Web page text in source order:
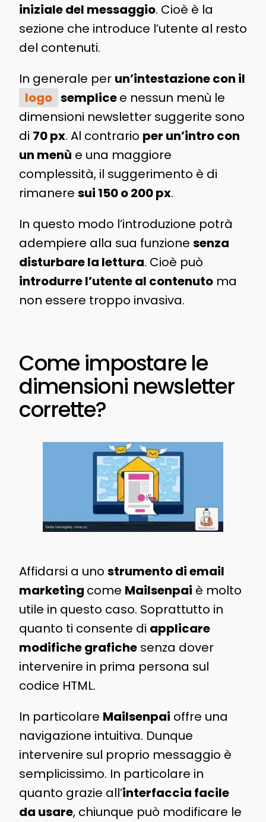
iniziale del messaggio. Cioè è la
sezione che introduce l’utente al resto
del contenuti.
In generale per un’intestazione con il
logo semplicee nessun menù le
dimensioni newsletter suggerite sono
di 70 px. Al contrario per un’intro con
un menù e una maggiore
complessità, il suggerimento è di
rimanere sui 150 o 200 px.
In questo modo l’introduzione potrà
adempiere alla sua funzione senza
disturbare la lettura. Cioè può
introdurre l’utente al contenutoma
non essere troppo invasiva.
Come impostare le
dimensioni newsletter
corrette?
Affidarsi a uno strumento di email
marketing come Mailsenpai è molto
utile in questo caso. Soprattutto in
quanto ti consente di applicare
modifiche grafichesenza dover
intervenire in prima persona sul
codice HTML.
In particolare Mailsenpai offre una
navigazione intuitiva. Dunque
intervenire sul proprio messaggio è
semplicissimo. In particolare in
quanto grazie all’interfaccia facile
da usare, chiunque può modificare le